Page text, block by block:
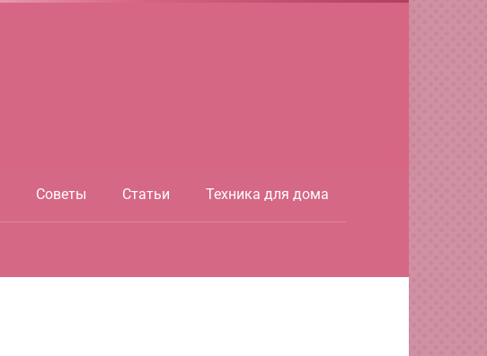
Советы Статьи Техника для дома